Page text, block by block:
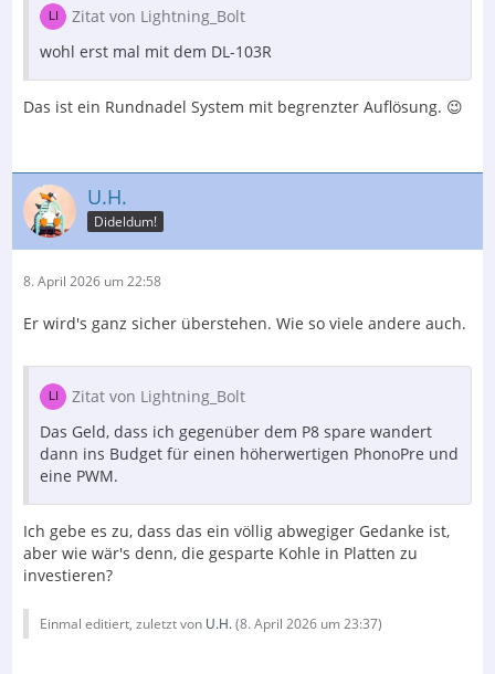
Zitat von Lightning_Bolt
wohl erst mal mit dem DL-103R
Das ist ein Rundnadel System mit begrenzter Auflösung. 😉
U.H.
Dideldum!
8. April 2026 um 22:58
Er wird's ganz sicher überstehen. Wie so viele andere auch.
Zitat von Lightning_Bolt
Das Geld, dass ich gegenüber dem P8 spare wandert
dann ins Budget für einen höherwertigen PhonoPre und
eine PWM.
Ich gebe es zu, dass das ein völlig abwegiger Gedanke ist,
aber wie wär's denn, die gesparte Kohle in Platten zu
investieren?
Einmal editiert, zuletzt von U.H.(8. April 2026 um 23:37)